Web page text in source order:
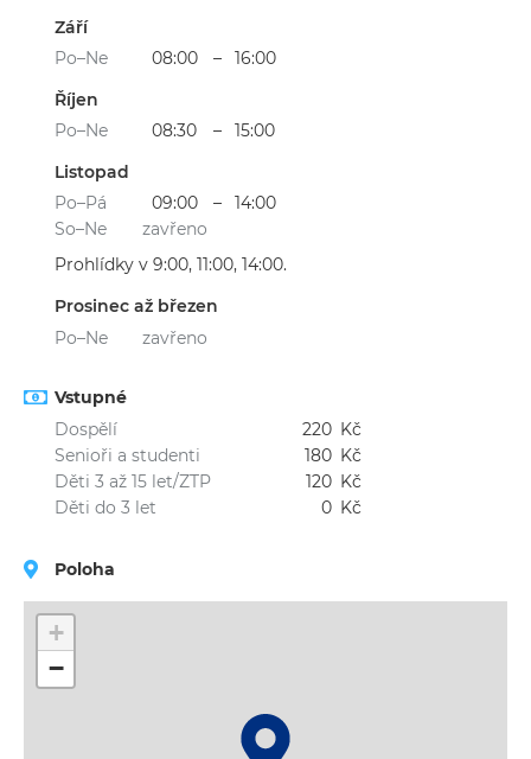
Září
Po–Ne
08:00 –
16:00
Říjen
Po–Ne
08:30 –
15:00
Listopad
Po–Pá
09:00 –
14:00
So–Ne
zavřeno
Prohlídky v 9:00, 11:00, 14:00.
Prosinec až březen
Po–Ne
zavřeno
Vstupné
Dospělí
220 Kč
Senioři a studenti
180 Kč
Děti 3 až 15 let/ZTP
120 Kč
Děti do 3 let
0 Kč
Poloha
+
−